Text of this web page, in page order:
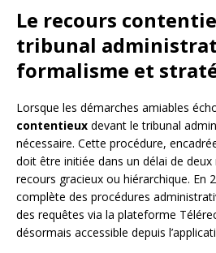
Le recours
tribunal
formalisme et
Lorsque les démarches amiables
contentieux devant le tribunal
nécessaire. Cette procédure,
doit être initiée dans un délai de
recours gracieux ou hiérarchique. En
complète des procédures
des requêtes via la plateforme
désormais accessible depuis